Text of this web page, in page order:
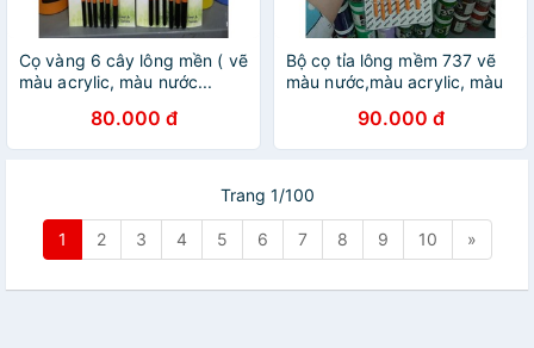
Cọ vàng 6 cây lông mền ( vẽ
màu acrylic, màu nước...
80.000 đ
Bộ cọ tỉa lông mềm 737 vẽ
màu nước,màu acrylic, màu
90.000 đ
Trang 1/100
1 2 3 4 5 6 7 8 9 10 »